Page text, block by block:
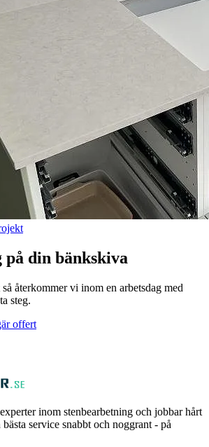
din bänkskiva
återkommer vi inom en arbetsdag med
steg.
offert
inom stenbearbetning och jobbar hårt
service snabbt och noggrant - på